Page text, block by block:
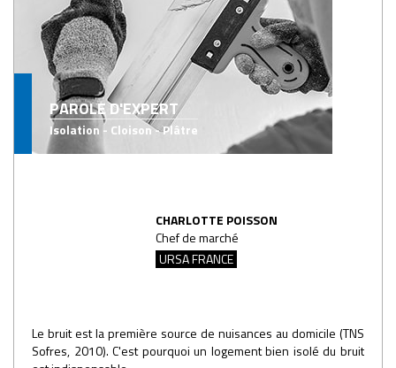
PAROLE D'EXPERT
Isolation - Cloison - Plâtre
CHARLOTTE POISSON
Chef de marché
URSA FRANCE
Le bruit est la première source de nuisances au domicile (TNS
Sofres, 2010). C'est pourquoi un logement bien isolé du bruit